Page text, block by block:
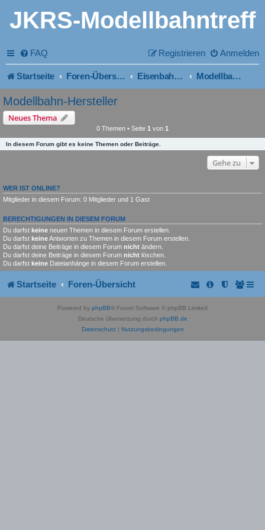
JKRS-Modellbahntreff
FAQ Anmelden
Registrieren
Startseite Foren-Übersicht Eisenbahntipps Modellbahn-Hersteller
Modellbahn-Hersteller
Neues Thema
0 Themen • Seite 1 von 1
In diesem Forum gibt es keine Themen oder Beiträge.
Gehe zu
WER IST ONLINE?
Mitglieder in diesem Forum: 0 Mitglieder und 1 Gast
BERECHTIGUNGEN IN DIESEM FORUM
Du darfst keine neuen Themen in diesem Forum erstellen.
Du darfst keineAntworten zu Themen in diesem Forum erstellen.
Du darfst deine Beiträge in diesem Forum nicht ändern.
Du darfst deine Beiträge in diesem Forum nicht löschen.
Du darfst keine Dateianhänge in diesem Forum erstellen.
Startseite Foren-Übersicht
Powered by phpBB® Forum Software © phpBB Limited
Deutsche Übersetzung durch phpBB.de
Datenschutz| Nutzungsbedingungen